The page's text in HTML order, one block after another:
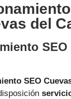
del
SEO
SEO